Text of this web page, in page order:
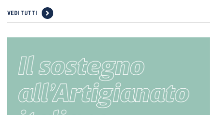
VEDI TUTTI